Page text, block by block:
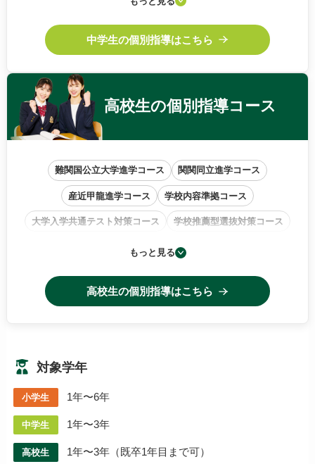
中学生の個別指導はこちら
高校生の個別指導コース
難関国公立大学進学コース 関関同立進学コース
産近甲龍進学コース 学校内容準拠コース
大学入学共通テスト対策コース 学校推薦型選抜対策コース
小論文・作文特訓コース
もっと見る
高校生の個別指導はこちら
対象学年
小学生 1年〜6年
中学生 1年〜3年
高校生 1年〜3年（既卒1年目まで可）